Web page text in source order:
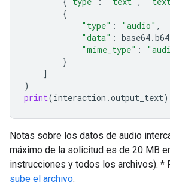
{
"type" : "audio" ,
"data" : base64.
"mime_type" :
}
]
)
print(interaction .output_text)
Notas sobre los datos de audio
máximo de la solicitud es de 20 MB
instrucciones y todos los archivos). *
sube el archivo.